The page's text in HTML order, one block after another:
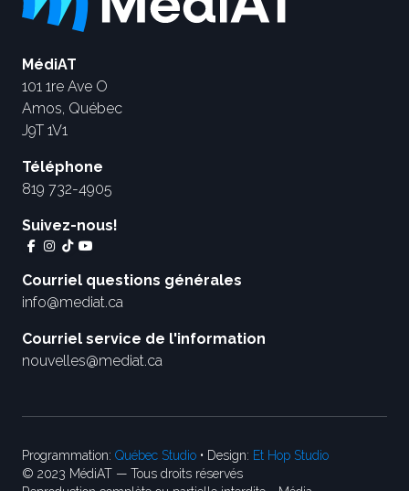
MédiAT
101 1re Ave O
Amos, Québec
J9T 1V1
Téléphone
819 732-4905
Suivez-nous!
Courriel questions générales
info@mediat.ca
Courriel service de l'information
nouvelles@mediat.ca
Programmation: Québec Studio • Design: Et Hop Studio
© 2023 MédiAT — Tous droits réservés